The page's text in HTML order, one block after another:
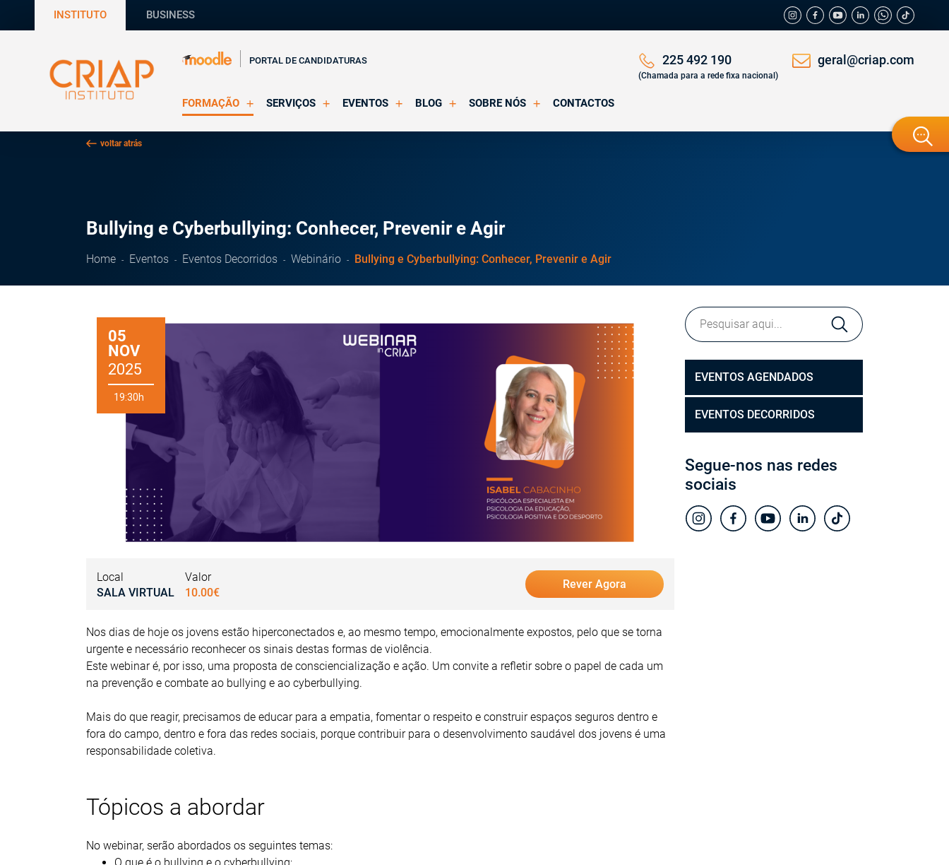
INSTITUTO BUSINESS
PORTAL DE CANDIDATURAS 225 492 190
(Chamada para a rede fixa nacional)
geral@criap.com
FORMAÇÃO SERVIÇOS EVENTOS BLOG SOBRE NÓS CONTACTOS
voltar atrás
Bullying e Cyberbullying: Conhecer, Prevenir e Agir
Home Eventos Eventos Decorridos Webinário Bullying e Cyberbullying: Conhecer, Prevenir e Agir
05
NOV
2025
19:30h
Local
SALA VIRTUAL
Valor
10.00€
Rever Agora
Nos dias de hoje os jovens estão hiperconectados e, ao mesmo tempo, emocionalmente expostos, pelo que se torna
urgente e necessário reconhecer os sinais destas formas de violência.
Este webinar é, por isso, uma proposta de consciencialização e ação. Um convite a refletir sobre o papel de cada um
na prevenção e combate ao bullying e ao cyberbullying.
Mais do que reagir, precisamos de educar para a empatia, fomentar o respeito e construir espaços seguros dentro e
fora do campo, dentro e fora das redes sociais, porque contribuir para o desenvolvimento saudável dos jovens é uma
responsabilidade coletiva.
Tópicos a abordar
No webinar, serão abordados os seguintes temas:
EVENTOS AGENDADOS
EVENTOS DECORRIDOS
Segue-nos nas redes
sociais